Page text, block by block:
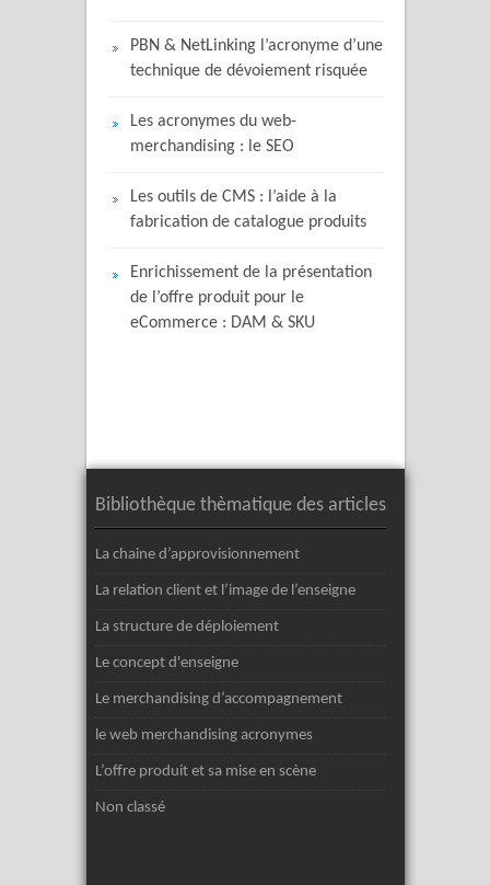
PBN & NetLinking l’acronyme d’une
technique de dévoiement risquée
Les acronymes du web-
merchandising : le SEO
Les outils de CMS : l’aide à la
fabrication de catalogue produits
Enrichissement de la présentation
de l’offre produit pour le
eCommerce : DAM & SKU
Bibliothèque thèmatique des articles
La chaine d’approvisionnement
La relation client et l’image de l’enseigne
La structure de déploiement
Le concept d'enseigne
Le merchandising d’accompagnement
le web merchandising acronymes
L’offre produit et sa mise en scène
Non classé